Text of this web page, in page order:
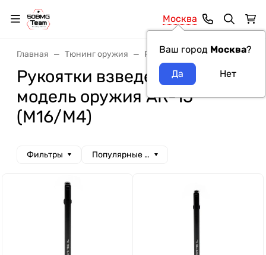
Москва
Ваш город Москва?
Главная Тюнинг оружия Рукоятки взведения
Рукоятки взведения LAC
модель оружия AR-15
(M16/M4)
Фильтры Популярные сначала